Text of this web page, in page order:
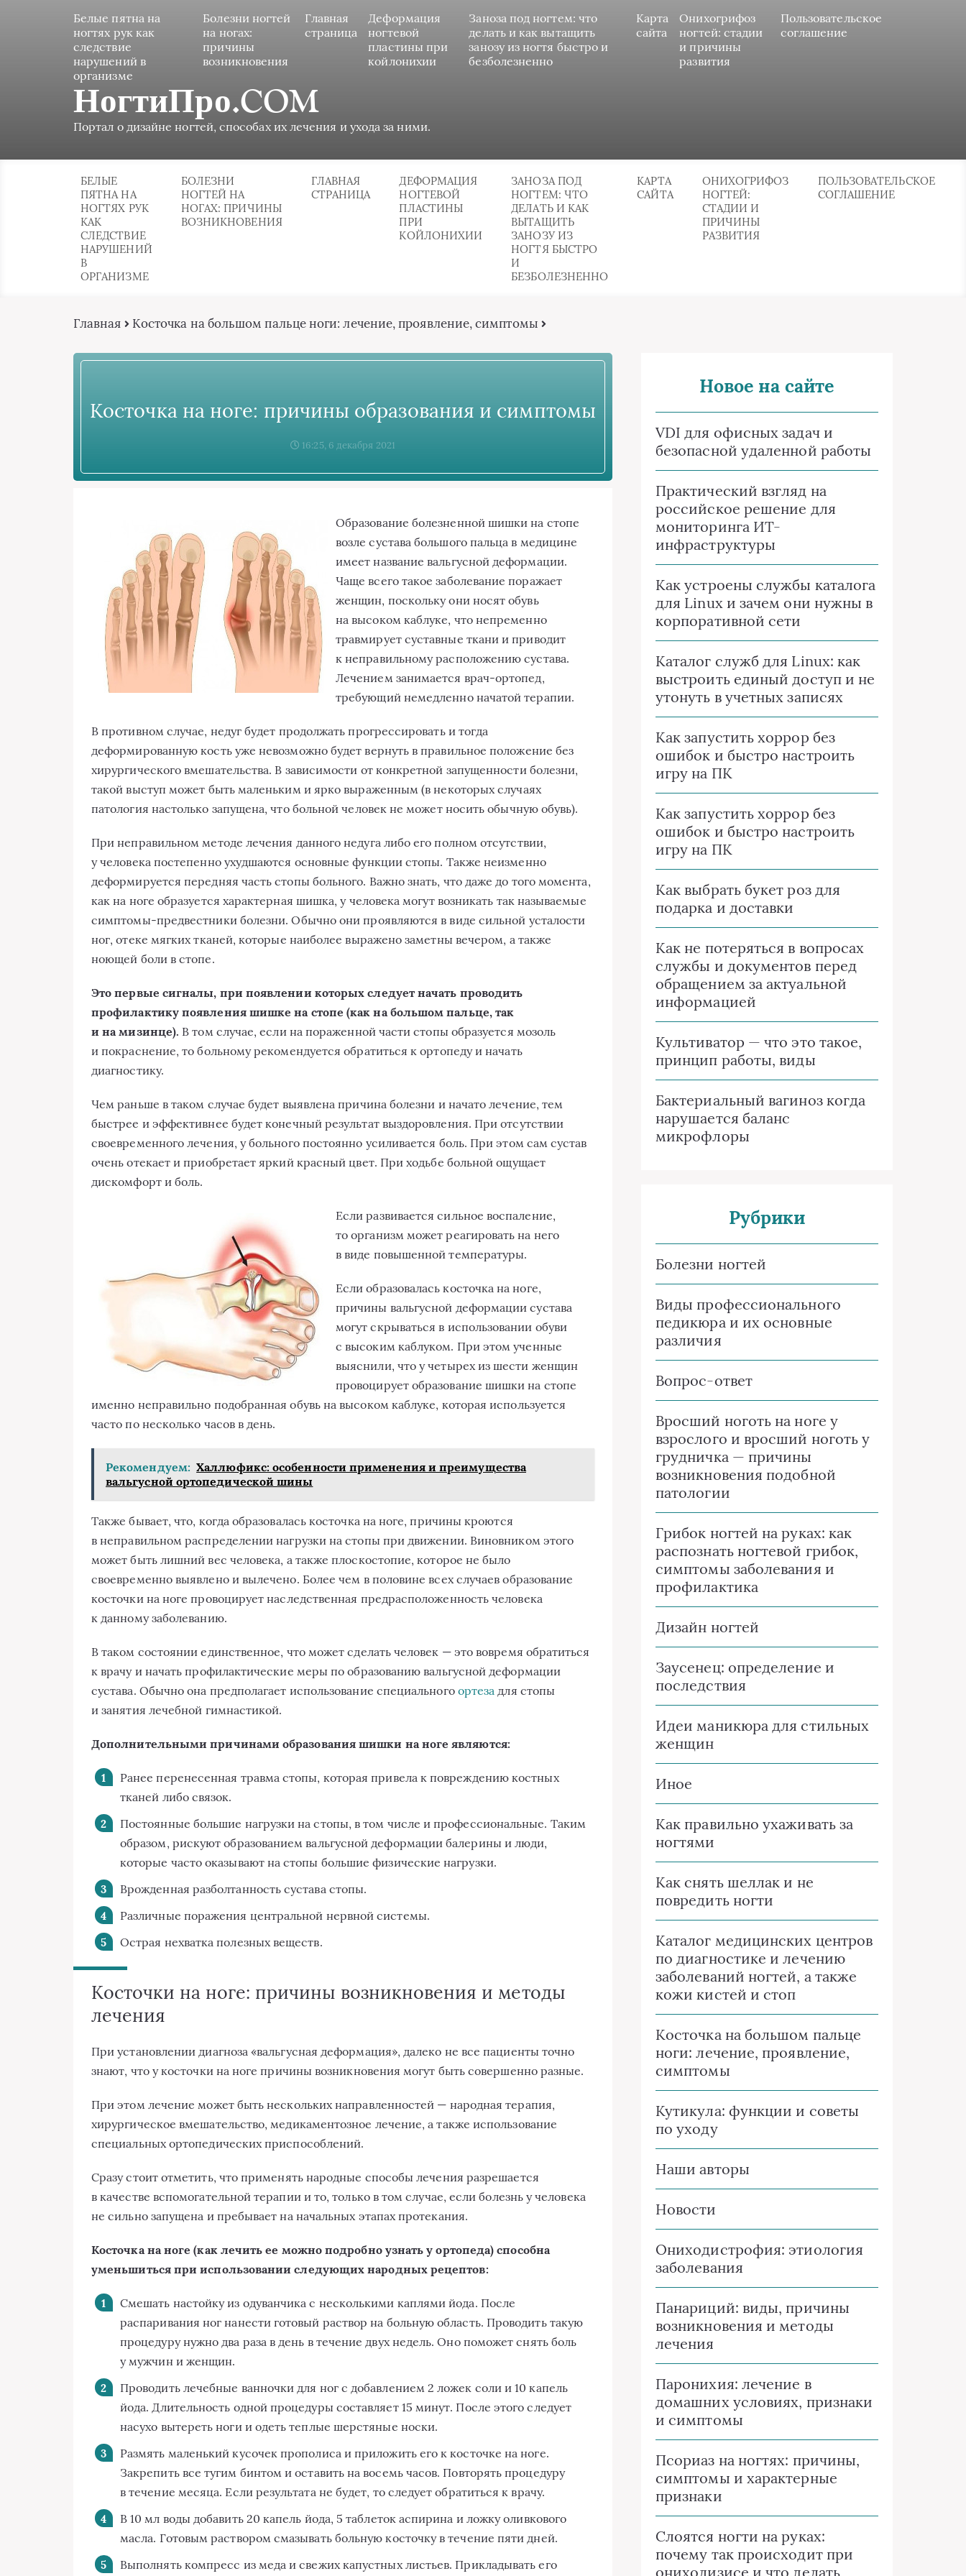
Белые пятна на
ногтях рук как
следствие
нарушений в
организме
Болезни ногтей
на ногах:
причины
возникновения
Главная
страница
Деформация
ногтевой
пластины при
койлонихии
Заноза под ногтем: что
делать и как вытащить
занозу из ногтя быстро и
безболезненно
Карта
сайта
Онихогрифоз
ногтей: стадии
и причины
развития
Пользовательское
соглашение
НогтиПро.COM
Портал о дизайне ногтей, способах их лечения и ухода за ними.
БЕЛЫЕ
ПЯТНА НА
НОГТЯХ РУК
КАК
СЛЕДСТВИЕ
НАРУШЕНИЙ
В
ОРГАНИЗМЕ
БОЛЕЗНИ
НОГТЕЙ НА
НОГАХ: ПРИЧИНЫ
ВОЗНИКНОВЕНИЯ
ГЛАВНАЯ
СТРАНИЦА
ДЕФОРМАЦИЯ
НОГТЕВОЙ
ПЛАСТИНЫ
ПРИ
КОЙЛОНИХИИ
ЗАНОЗА ПОД
НОГТЕМ: ЧТО
ДЕЛАТЬ И КАК
ВЫТАЩИТЬ
ЗАНОЗУ ИЗ
НОГТЯ БЫСТРО
И
БЕЗБОЛЕЗНЕННО
КАРТА
САЙТА
ОНИХОГРИФОЗ
НОГТЕЙ:
СТАДИИ И
ПРИЧИНЫ
РАЗВИТИЯ
ПОЛЬЗОВАТЕЛЬСКОЕ
СОГЛАШЕНИЕ
Главная Косточка на большом пальце ноги: лечение, проявление, симптомы
Косточка на ноге: причины образования и симптомы
16:25, 6 декабря 2021
Образование болезненной шишки на стопе
возле сустава большого пальца в медицине
имеет название вальгусной деформации.
Чаще всего такое заболевание поражает
женщин, поскольку они носят обувь
на высоком каблуке, что непременно
травмирует суставные ткани и приводит
к неправильному расположению сустава.
Лечением занимается врач-ортопед,
требующий немедленно начатой терапии.
В противном случае, недуг будет продолжать прогрессировать и тогда
деформированную кость уже невозможно будет вернуть в правильное положение без
хирургического вмешательства. В зависимости от конкретной запущенности болезни,
такой выступ может быть маленьким и ярко выраженным (в некоторых случаях
патология настолько запущена, что больной человек не может носить обычную обувь).
При неправильном методе лечения данного недуга либо его полном отсутствии,
у человека постепенно ухудшаются основные функции стопы. Также неизменно
деформируется передняя часть стопы больного. Важно знать, что даже до того момента,
как на ноге образуется характерная шишка, у человека могут возникать так называемые
симптомы-предвестники болезни. Обычно они проявляются в виде сильной усталости
ног, отеке мягких тканей, которые наиболее выражено заметны вечером, а также
ноющей боли в стопе.
Это первые сигналы, при появлении которых следует начать проводить
профилактику появления шишке на стопе (как на большом пальце, так
и на мизинце). В том случае, если на пораженной части стопы образуется мозоль
и покраснение, то больному рекомендуется обратиться к ортопеду и начать
диагностику.
Чем раньше в таком случае будет выявлена причина болезни и начато лечение, тем
быстрее и эффективнее будет конечный результат выздоровления. При отсутствии
своевременного лечения, у больного постоянно усиливается боль. При этом сам сустав
очень отекает и приобретает яркий красный цвет. При ходьбе больной ощущает
дискомфорт и боль.
Если развивается сильное воспаление,
то организм может реагировать на него
в виде повышенной температуры.
Если образовалась косточка на ноге,
причины вальгусной деформации сустава
могут скрываться в использовании обуви
с высоким каблуком. При этом ученные
выяснили, что у четырех из шести женщин
провоцирует образование шишки на стопе
именно неправильно подобранная обувь на высоком каблуке, которая используется
часто по несколько часов в день.
Рекомендуем: Халлюфикс: особенности применения и преимущества
вальгусной ортопедической шины
Также бывает, что, когда образовалась косточка на ноге, причины кроются
в неправильном распределении нагрузки на стопы при движении. Виновником этого
может быть лишний вес человека, а также плоскостопие, которое не было
своевременно выявлено и вылечено. Более чем в половине всех случаев образование
косточки на ноге провоцирует наследственная предрасположенность человека
к данному заболеванию.
В таком состоянии единственное, что может сделать человек — это вовремя обратиться
к врачу и начать профилактические меры по образованию вальгусной деформации
сустава. Обычно она предполагает использование специального ортеза для стопы
и занятия лечебной гимнастикой.
Дополнительными причинами образования шишки на ноге являются:
Ранее перенесенная травма стопы, которая привела к повреждению костных
тканей либо связок.
Постоянные большие нагрузки на стопы, в том числе и профессиональные. Таким
образом, рискуют образованием вальгусной деформации балерины и люди,
которые часто оказывают на стопы большие физические нагрузки.
Врожденная разболтанность сустава стопы.
Различные поражения центральной нервной системы.
Острая нехватка полезных веществ.
Косточки на ноге: причины возникновения и методы
лечения
При установлении диагноза «вальгусная деформация», далеко не все пациенты точно
знают, что у косточки на ноге причины возникновения могут быть совершенно разные.
При этом лечение может быть нескольких направленностей — народная терапия,
хирургическое вмешательство, медикаментозное лечение, а также использование
специальных ортопедических приспособлений.
Сразу стоит отметить, что применять народные способы лечения разрешается
в качестве вспомогательной терапии и то, только в том случае, если болезнь у человека
не сильно запущена и пребывает на начальных этапах протекания.
Косточка на ноге (как лечить ее можно подробно узнать у ортопеда) способна
уменьшиться при использовании следующих народных рецептов:
Смешать настойку из одуванчика с несколькими каплями йода. После
распаривания ног нанести готовый раствор на больную область. Проводить такую
процедуру нужно два раза в день в течение двух недель. Оно поможет снять боль
у мужчин и женщин.
Проводить лечебные ванночки для ног с добавлением 2 ложек соли и 10 капель
йода. Длительность одной процедуры составляет 15 минут. После этого следует
насухо вытереть ноги и одеть теплые шерстяные носки.
Размять маленький кусочек прополиса и приложить его к косточке на ноге.
Закрепить все тугим бинтом и оставить на восемь часов. Повторять процедуру
в течение месяца. Если результата не будет, то следует обратиться к врачу.
В 10 мл воды добавить 20 капель йода, 5 таблеток аспирина и ложку оливкового
масла. Готовым раствором смазывать больную косточку в течение пяти дней.
Выполнять компресс из меда и свежих капустных листьев. Прикладывать его
Новое на сайте
VDI для офисных задач и
безопасной удаленной работы
Практический взгляд на
российское решение для
мониторинга ИТ-
инфраструктуры
Как устроены службы каталога
для Linux и зачем они нужны в
корпоративной сети
Каталог служб для Linux: как
выстроить единый доступ и не
утонуть в учетных записях
Как запустить хоррор без
ошибок и быстро настроить
игру на ПК
Как запустить хоррор без
ошибок и быстро настроить
игру на ПК
Как выбрать букет роз для
подарка и доставки
Как не потеряться в вопросах
службы и документов перед
обращением за актуальной
информацией
Культиватор — что это такое,
принцип работы, виды
Бактериальный вагиноз когда
нарушается баланс
микрофлоры
Рубрики
Болезни ногтей
Виды профессионального
педикюра и их основные
различия
Вопрос-ответ
Вросший ноготь на ноге у
взрослого и вросший ноготь у
грудничка — причины
возникновения подобной
патологии
Грибок ногтей на руках: как
распознать ногтевой грибок,
симптомы заболевания и
профилактика
Дизайн ногтей
Заусенец: определение и
последствия
Идеи маникюра для стильных
женщин
Иное
Как правильно ухаживать за
ногтями
Как снять шеллак и не
повредить ногти
Каталог медицинских центров
по диагностике и лечению
заболеваний ногтей, а также
кожи кистей и стоп
Косточка на большом пальце
ноги: лечение, проявление,
симптомы
Кутикула: функции и советы
по уходу
Наши авторы
Новости
Ониходистрофия: этиология
заболевания
Панариций: виды, причины
возникновения и методы
лечения
Паронихия: лечение в
домашних условиях, признаки
и симптомы
Псориаз на ногтях: причины,
симптомы и характерные
признаки
Слоятся ногти на руках:
почему так происходит при
онихолизисе и что делать